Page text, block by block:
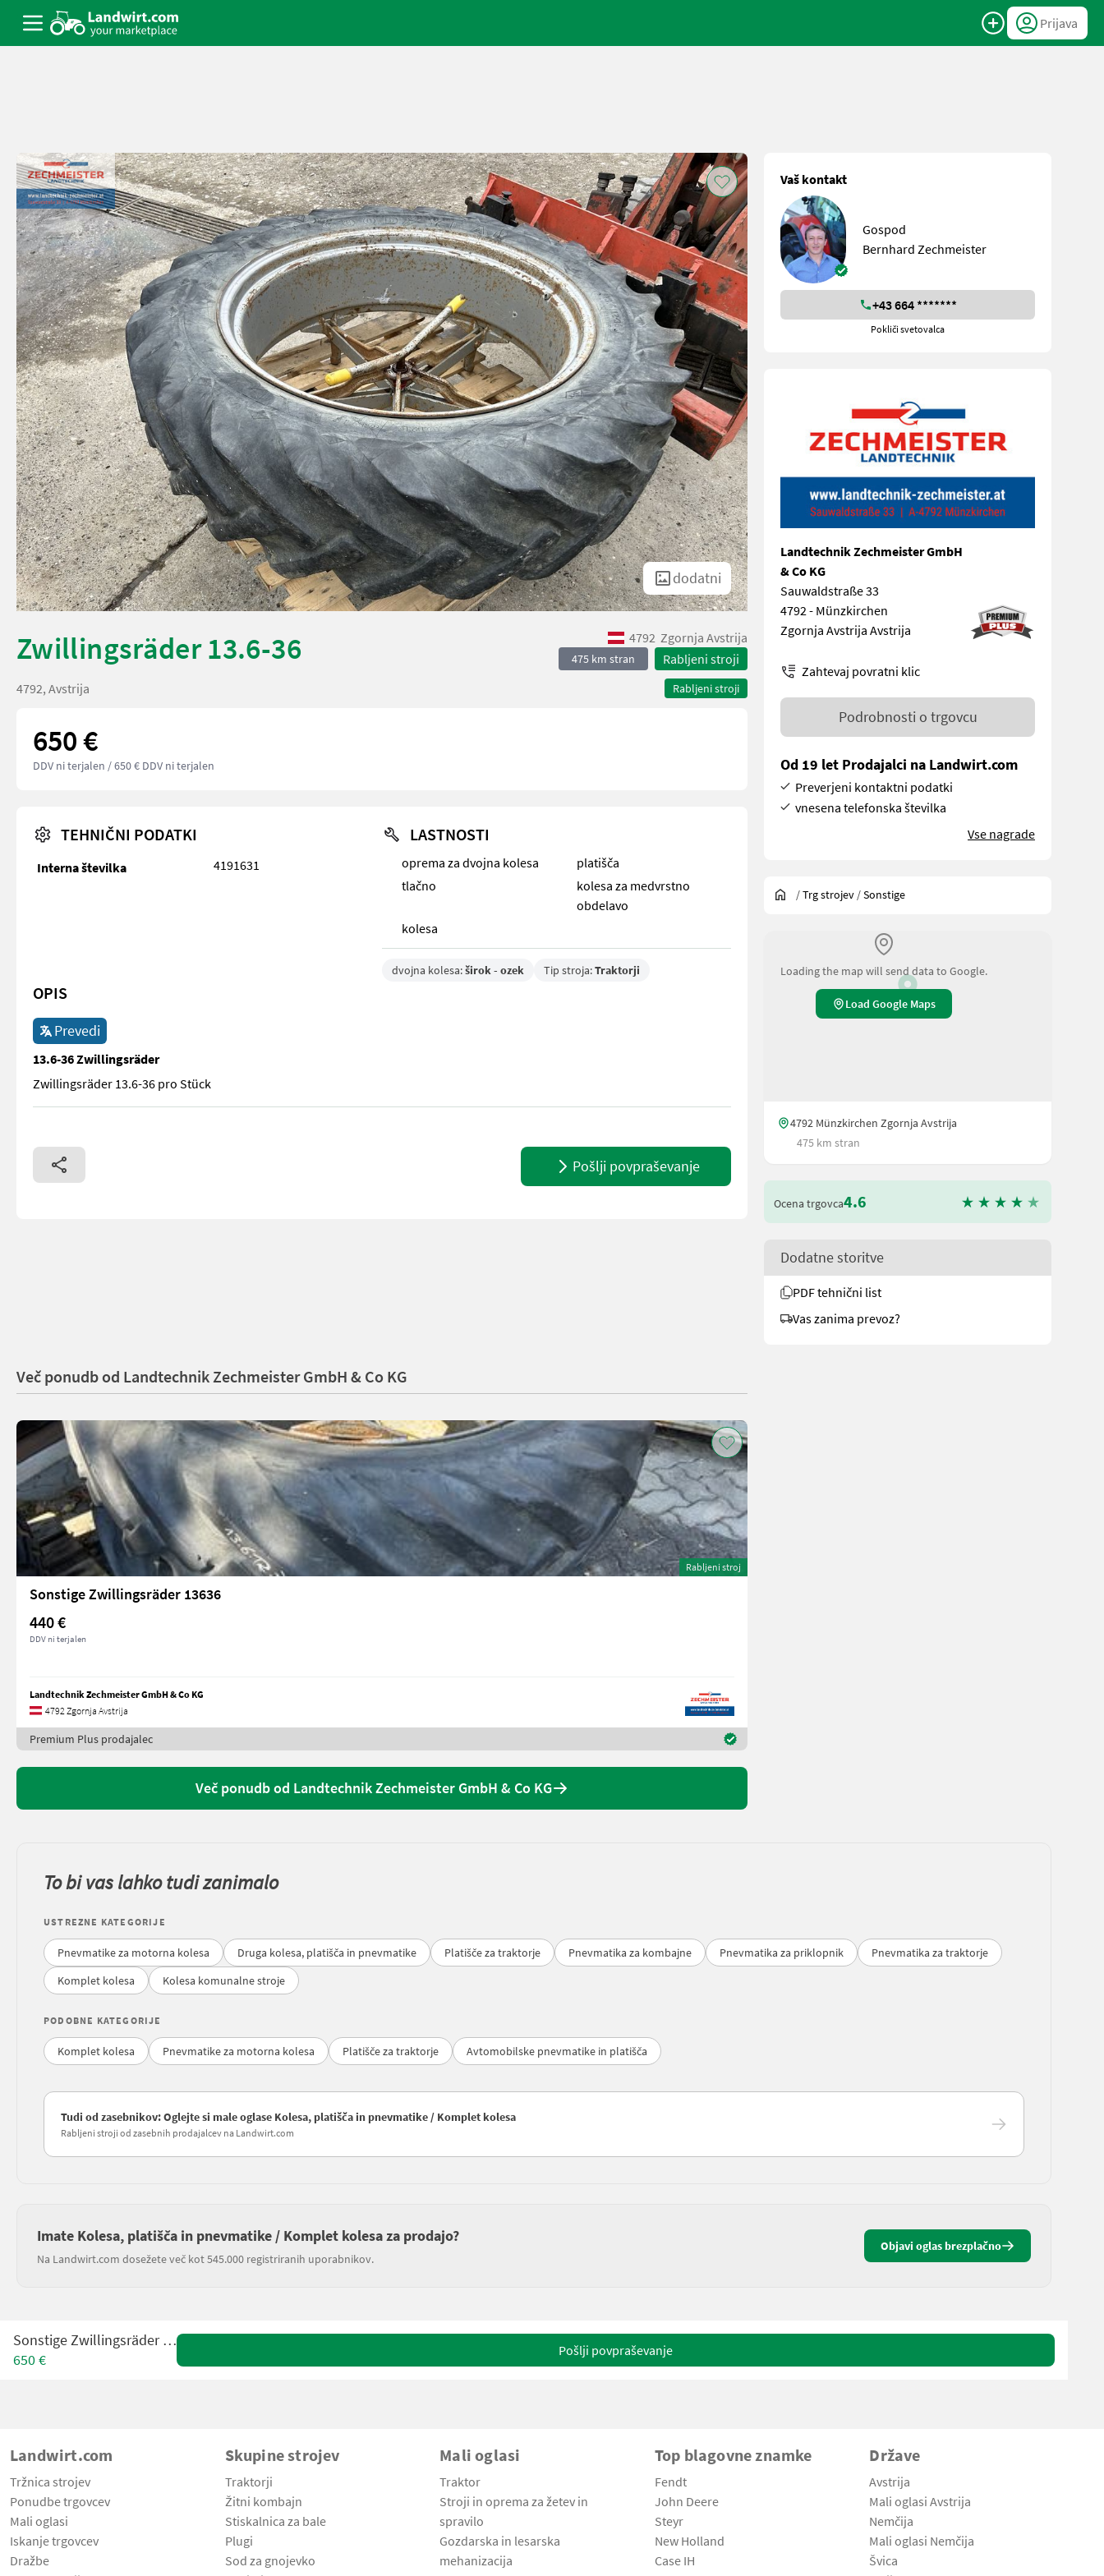
Prijava
dodatni
Zwillingsräder 13.6-36 4792 Zgornja Avstrija
475 km stran Rabljeni stroji
Rabljeni stroji
4792, Avstrija
650 €
DDV ni terjalen / 650 € DDV ni terjalen
TEHNIČNI PODATKI
Interna številka 4191631
LASTNOSTI
oprema za dvojna kolesa
platišča
tlačno
kolesa za medvrstno
obdelavo
kolesa
dvojna kolesa:širok - ozek Tip stroja:Traktorji
OPIS
Prevedi
13.6-36 Zwillingsräder
Zwillingsräder 13.6-36 pro Stück
Zwillingsräder 13.6-36 pro Stück
Pošlji povpraševanje
Vaš kontakt
Gospod
Bernhard Zechmeister
+43 664 *******
Pokliči svetovalca
Landtechnik Zechmeister GmbH
& Co KG
Sauwaldstraße 33
4792 - Münzkirchen
Zgornja Avstrija Avstrija
Zahtevaj povratni klic
Podrobnosti o trgovcu
Od 19 let Prodajalci na Landwirt.com
Preverjeni kontaktni podatki
vnesena telefonska številka
Vse nagrade
/Trg strojev /Sonstige
Loading the map will send data to Google.
Load Google Maps
4792 Münzkirchen Zgornja Avstrija
475 km stran
Ocena trgovca4.6
Dodatne storitve
PDF tehnični list
Vas zanima prevoz?
Več ponudb od Landtechnik Zechmeister GmbH & Co KG
Rabljeni stroj
Sonstige Zwillingsräder 13636
440 €
DDV ni terjalen
Landtechnik Zechmeister GmbH & Co KG
4792 Zgornja Avstrija
Premium Plus prodajalec
Več ponudb od Landtechnik Zechmeister GmbH & Co KG
To bi vas lahko tudi zanimalo
USTREZNE KATEGORIJE
Pnevmatike za motorna kolesa Druga kolesa, platišča in pnevmatike Platišče za traktorje Pnevmatika za kombajne Pnevmatika za priklopnik
Pnevmatika za traktorje
Komplet kolesa
Kolesa komunalne stroje
PODOBNE KATEGORIJE
Komplet kolesa Pnevmatike za motorna kolesa Platišče za traktorje Avtomobilske pnevmatike in platišča
Tudi od zasebnikov: Oglejte si male oglase Kolesa, platišča in pnevmatike / Komplet kolesa
Rabljeni stroji od zasebnih prodajalcev na Landwirt.com
Imate Kolesa, platišča in pnevmatike / Komplet kolesa za prodajo?
Na Landwirt.com dosežete več kot 545.000 registriranih uporabnikov.
Objavi oglas brezplačno
Sonstige Zwillingsräder 13.6-36
650 €
Pošlji povpraševanje
Landwirt.com
Tržnica strojev
Ponudbe trgovcev
Mali oglasi
Iskanje trgovcev
Dražbe
Skupine strojev
Traktorji
Žitni kombajn
Stiskalnica za bale
Plugi
Sod za gnojevko
Mali oglasi
Traktor
Stroji in oprema za žetev in
spravilo
Gozdarska in lesarska
mehanizacija
Top blagovne znamke
Fendt
John Deere
Steyr
New Holland
Case IH
Države
Avstrija
Mali oglasi Avstrija
Nemčija
Mali oglasi Nemčija
Švica